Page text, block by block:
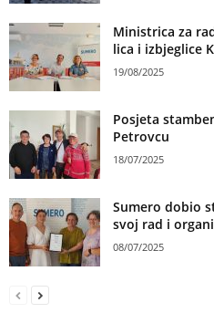
Ministrica za
lica i izbjeglice
19/08/2025
Posjeta
Petrovcu
18/07/2025
Sumero dobio
svoj rad i
08/07/2025